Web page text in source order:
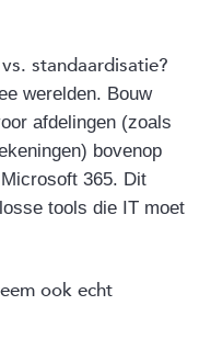
standaardisatie?
werelden. Bouw
afdelingen (zoals
bovenop
365. Dit
tools die IT moet
ook echt